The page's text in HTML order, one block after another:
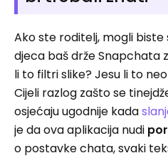
Ako ste roditelj, mogli
djeca baš drže Snapchata
li to filtri slike? Jesu li to
Cijeli razlog zašto se
osjećaju ugodnije kada
je da ova aplikacija nudi
o postavke chata, svaki